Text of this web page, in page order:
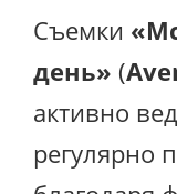
Съемки
день» (
активно
регулярно